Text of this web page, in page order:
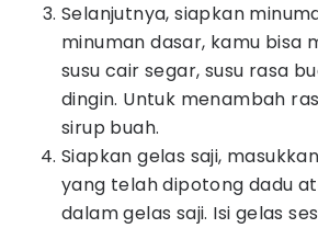
Selanjutnya, siapkan
minuman dasar, kamu bisa
susu cair segar, susu rasa
dingin. Untuk menambah
sirup buah.
Siapkan gelas saji,
yang telah dipotong dadu
dalam gelas saji. Isi gelas